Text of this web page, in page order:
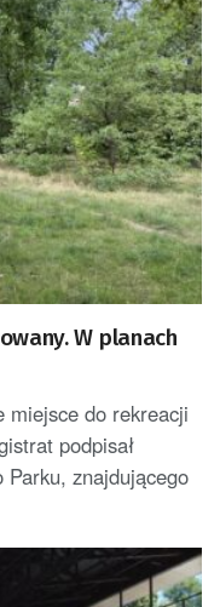
W planach
miejsce do rekreacji
podpisał
znajdującego